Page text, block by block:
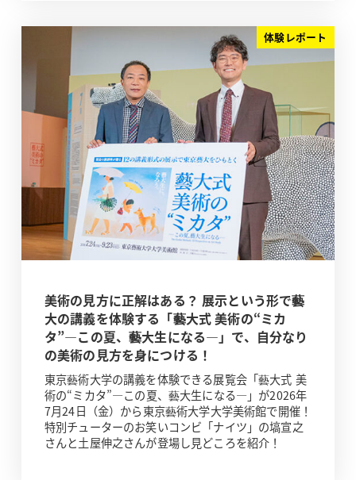
体験レポート
美術の見方に正解はある？ 展示という形で藝
大の講義を体験する「藝大式 美術の“ミカ
タ”―この夏、藝大生になる―」で、自分なり
の美術の見方を身につける！
東京藝術大学の講義を体験できる展覧会「藝大式 美
術の“ミカタ”―この夏、藝大生になる―」が2026年
7月24日（金）から東京藝術大学大学美術館で開催！
特別チューターのお笑いコンビ「ナイツ」の塙宣之
さんと土屋伸之さんが登場し見どころを紹介！